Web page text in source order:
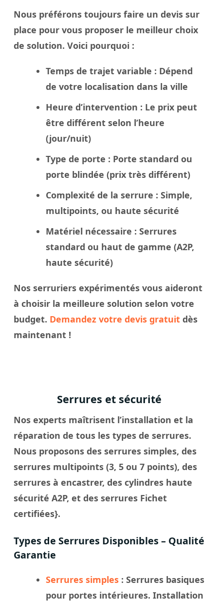
Nous préférons toujours faire un devis sur
place pour vous proposer le meilleur choix
de solution. Voici pourquoi :
Temps de trajet variable : Dépend
de votre localisation dans la ville
Heure d’intervention : Le prix peut
être différent selon l’heure
(jour/nuit)
Type de porte : Porte standard ou
porte blindée (prix très différent)
Complexité de la serrure : Simple,
multipoints, ou haute sécurité
Matériel nécessaire : Serrures
standard ou haut de gamme (A2P,
haute sécurité)
Nos serruriers expérimentés vous aideront
à choisir la meilleure solution selon votre
budget. Demandez votre devis gratuit dès
maintenant !
Serrures et sécurité
Nos experts maîtrisent l’installation et la
réparation de tous les types de serrures.
Nous proposons des serrures simples, des
serrures multipoints (3, 5 ou 7 points), des
serrures à encastrer, des cylindres haute
sécurité A2P, et des serrures Fichet
certifiées}.
Types de Serrures Disponibles – Qualité
Garantie
Serrures simples : Serrures basiques
pour portes intérieures. Installation